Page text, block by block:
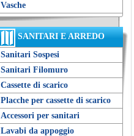
Vasche
SANITARI E ARREDO
Sanitari Sospesi
Sanitari Filomuro
Cassette di scarico
Placche per cassette di scarico
Accessori per sanitari
Lavabi da appoggio